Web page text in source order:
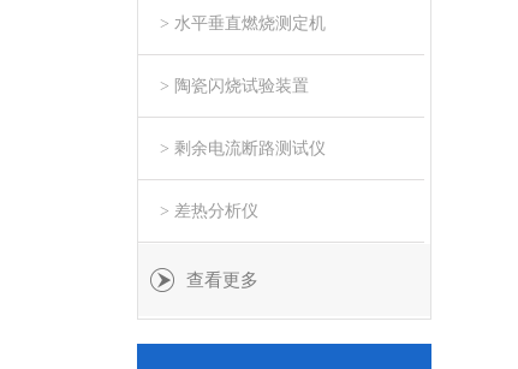
> 水平垂直燃烧测定机
> 陶瓷闪烧试验装置
> 剩余电流断路测试仪
> 差热分析仪
查看更多